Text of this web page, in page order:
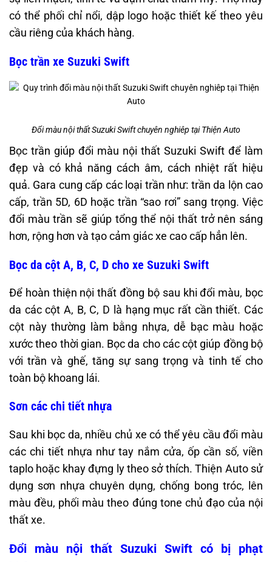
có thể phối chỉ nổi, dập logo hoặc thiết kế theo yêu
cầu riêng của khách hàng.
Bọc trần xe Suzuki Swift
Đổi màu nội thất Suzuki Swift chuyên nghiêp tại Thiện Auto
Bọc trần giúp đổi màu nội thất Suzuki Swift để làm
đẹp và có khả năng cách âm, cách nhiệt rất hiệu
quả. Gara cung cấp các loại trần như: trần da lộn cao
cấp, trần 5D, 6D hoặc trần “sao rơi” sang trọng. Việc
đổi màu trần sẽ giúp tổng thể nội thất trở nên sáng
hơn, rộng hơn và tạo cảm giác xe cao cấp hẳn lên.
Bọc da cột A, B, C, D cho xe Suzuki Swift
Để hoàn thiện nội thất đồng bộ sau khi đổi màu, bọc
da các cột A, B, C, D là hạng mục rất cần thiết. Các
cột này thường làm bằng nhựa, dễ bạc màu hoặc
xước theo thời gian. Bọc da cho các cột giúp đồng bộ
với trần và ghế, tăng sự sang trọng và tinh tế cho
toàn bộ khoang lái.
Sơn các chi tiết nhựa
Sau khi bọc da, nhiều chủ xe có thể yêu cầu đổi màu
các chi tiết nhựa như tay nắm cửa, ốp cần số, viền
taplo hoặc khay đựng ly theo sở thích. Thiện Auto sử
dụng sơn nhựa chuyên dụng, chống bong tróc, lên
màu đều, phối màu theo đúng tone chủ đạo của nội
thất xe.
Đổi màu nội thất Suzuki Swift có bị phạt